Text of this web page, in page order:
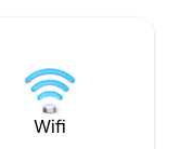
Wifi